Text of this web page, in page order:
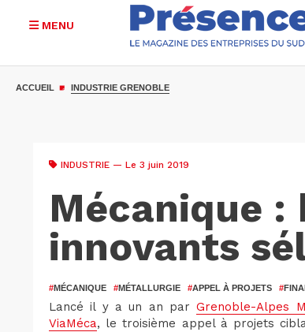
MENU
ACCUEIL INDUSTRIE GRENOBLE
INDUSTRIE — Le 3 juin 2019
Mécanique
innovants
#MÉCANIQUE #MÉTALLURGIE #APPEL À PROJETS #
Lancé il y a un an parGrenoble-Alpes
ViaMéca, le troisième appel à projets